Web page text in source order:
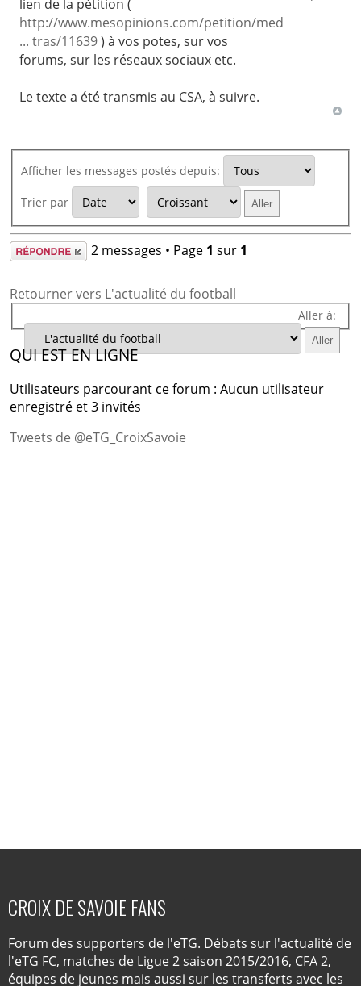
lien de la pétition (
http://www.mesopinions.com/petition/med
... tras/11639) à vos potes, sur vos
forums, sur les réseaux sociaux etc.
Le texte a été transmis au CSA, à suivre.
Afficher les messages postés depuis:
Trier par
Répondre 2 messages • Page 1 sur 1
Retourner vers L'actualité du football
Aller à:
QUI EST EN LIGNE
Utilisateurs parcourant ce forum : Aucun utilisateur
enregistré et 3 invités
Tweets de @eTG_CroixSavoie
CROIX DE SAVOIE FANS
Forum des supporters de l'eTG. Débats sur l'actualité de
l'eTG FC, matches de Ligue 2 saison 2015/2016, CFA 2,
équipes de jeunes mais aussi sur les transferts avec les